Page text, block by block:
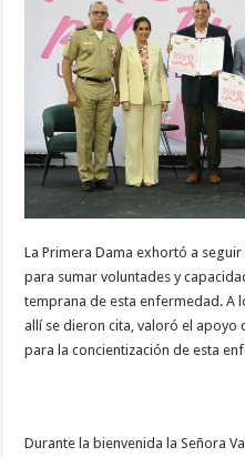
La Primera Dama exhortó a
para sumar voluntades y
temprana de esta enfermedad. A
allí se dieron cita, valoró el apoyo
para la concientización de esta
Durante la bienvenida la Señora